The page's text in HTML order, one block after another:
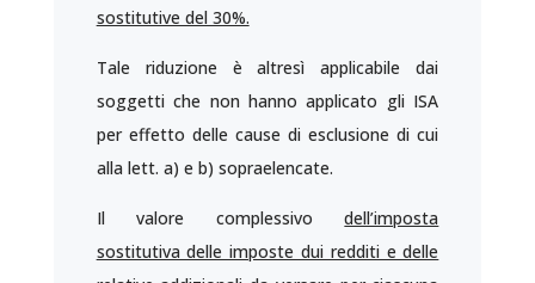
sostitutive del 30%.
Tale riduzione è altresì applicabile dai
soggetti che non hanno applicato gli ISA
per effetto delle cause di esclusione di cui
alla lett. a) e b) sopraelencate.
Il valore complessivodell’imposta
sostitutiva delle imposte dui redditi e delle